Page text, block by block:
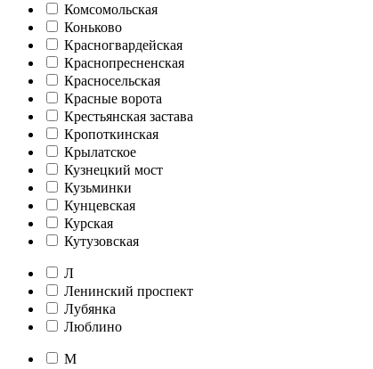
Комсомольская
Коньково
Красногвардейская
Краснопресненская
Красносельская
Красные ворота
Крестьянская застава
Кропоткинская
Крылатское
Кузнецкий мост
Кузьминки
Кунцевская
Курская
Кутузовская
Л
Ленинский проспект
Лубянка
Люблино
М